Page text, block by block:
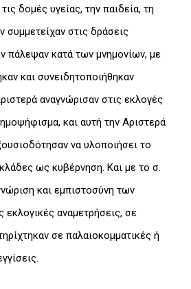
δομές υγείας, την παιδεία, τη
συμμετείχαν στις δράσεις
πάλεψαν κατά των μνημονίων, με
και συνειδητοποιήθηκαν
αναγνώρισαν στις εκλογές
και αυτή την Αριστερά
να υλοποιήσει το
ως κυβέρνηση. Και με το σ.
και εμπιστοσύνη των
αναμετρήσεις, σε
σε παλαιοκομματικές ή